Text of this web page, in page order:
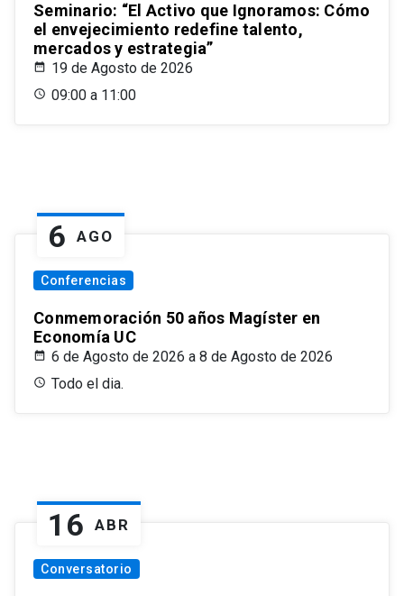
Seminario: “El Activo que Ignoramos: Cómo
el envejecimiento redefine talento,
mercados y estrategia”
19 de Agosto de 2026
09:00 a 11:00
6 AGO
Conferencias
Conmemoración 50 años Magíster en
Economía UC
6 de Agosto de 2026 a 8 de Agosto de 2026
Todo el dia.
16 ABR
Conversatorio